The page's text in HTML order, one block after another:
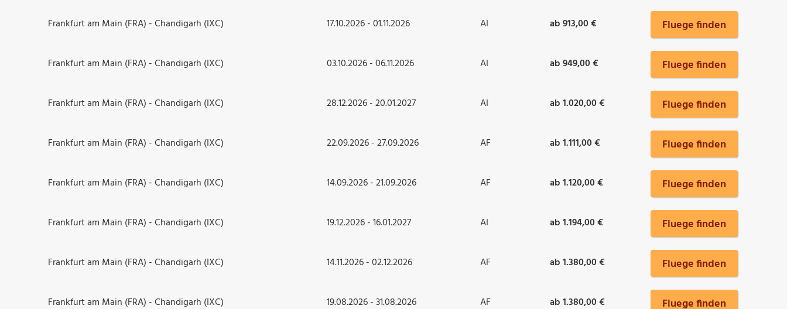
Frankfurt am Main (FRA) - Chandigarh (IXC) 17.10.2026 - 01.11.2026 AI ab 913,00 € Fluege finden
Frankfurt am Main (FRA) - Chandigarh (IXC) 03.10.2026 - 06.11.2026 AI ab 949,00 € Fluege finden
Frankfurt am Main (FRA) - Chandigarh (IXC) 28.12.2026 - 20.01.2027 AI ab 1.020,00 € Fluege finden
Frankfurt am Main (FRA) - Chandigarh (IXC) 22.09.2026 - 27.09.2026 AF ab 1.111,00 € Fluege finden
Frankfurt am Main (FRA) - Chandigarh (IXC) 14.09.2026 - 21.09.2026 AF ab 1.120,00 € Fluege finden
Frankfurt am Main (FRA) - Chandigarh (IXC) 19.12.2026 - 16.01.2027 AI ab 1.194,00 € Fluege finden
Frankfurt am Main (FRA) - Chandigarh (IXC) 14.11.2026 - 02.12.2026 AF ab 1.380,00 € Fluege finden
Frankfurt am Main (FRA) - Chandigarh (IXC) 19.08.2026 - 31.08.2026 AF ab 1.380,00 € Fluege finden